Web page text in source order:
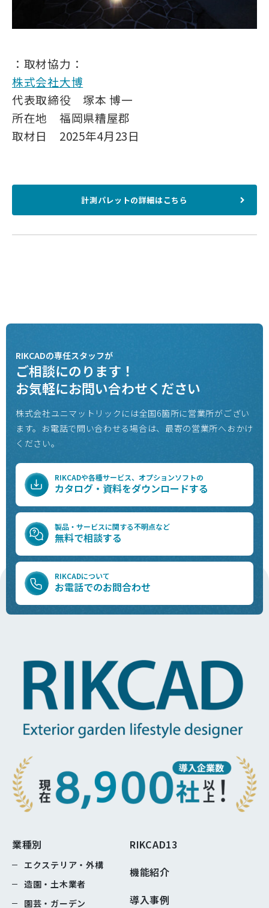
：取材協力：
株式会社大博
代表取締役塚本 博一
所在地 福岡県糟屋郡
取材日 2025年4月23日
計測パレットの詳細はこちら
RIKCADの専任スタッフが
ご相談にのります！
お気軽にお問い合わせください
株式会社ユニマットリックには全国6箇所に営業所がござい
ます。 お電話で問い合わせる場合は、最寄の営業所へおかけ
ください。
RIKCADや各種サービス、オプションソフトの
カタログ・資料をダウンロードする
製品・サービスに関する不明点など
無料で相談する
RIKCADについて
お電話でのお問合わせ
業種別
エクステリア・外構
造園・土木業者
園芸・ガーデン
RIKCAD13
機能紹介
導入事例